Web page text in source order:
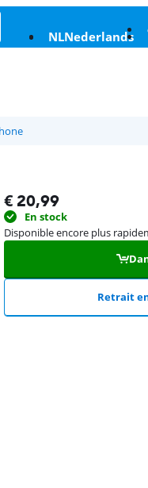
NLNederlands
€ 20,99
En stock
Disponible encore plus
Retrait